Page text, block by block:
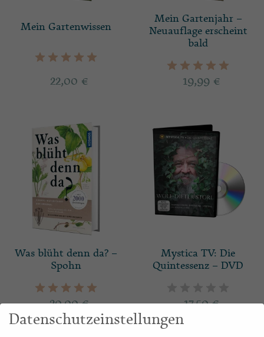
Mein Gartenwissen
22,00 €
Mein Gartenjahr –
Neuauflage erscheint
bald
19,99 €
Was blüht denn da? –
Spohn
20,00€
Mystica TV: Die
Quintessenz – DVD
17,50€
Datenschutzeinstellungen